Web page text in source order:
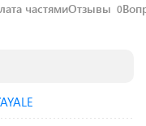
частямиОтзывы 0